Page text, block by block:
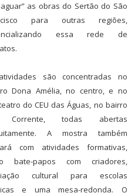
as obras do Sertão do São
para outras regiões,
essa rede de
são concentradas no
Dona Amélia, no centro, e no
do CEU das Águas, no bairro
Corrente, todas abertas
A mostra também
com atividades formativas,
bate-papos com criadores,
cultural para escolas
e uma mesa-redonda. O